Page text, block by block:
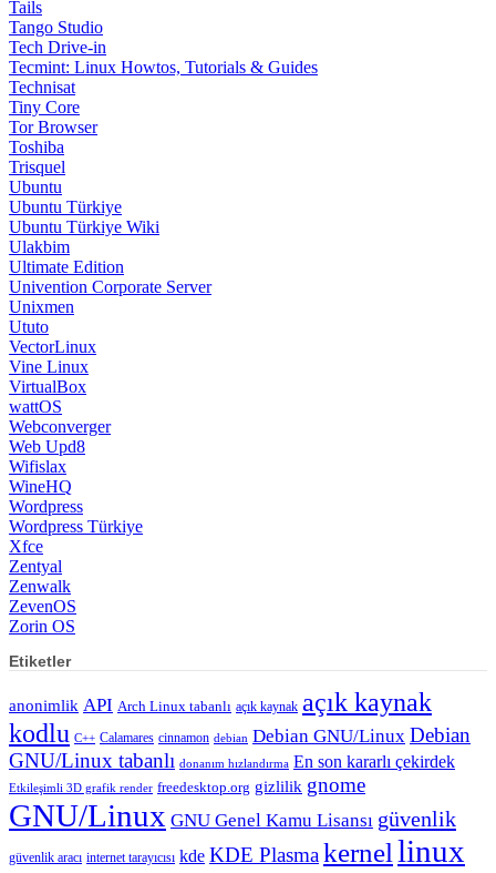
Tails
Tango Studio
Tech Drive-in
Tecmint: Linux Howtos, Tutorials & Guides
Technisat
Tiny Core
Tor Browser
Toshiba
Trisquel
Ubuntu
Ubuntu Türkiye
Ubuntu Türkiye Wiki
Ulakbim
Ultimate Edition
Univention Corporate Server
Unixmen
Ututo
VectorLinux
Vine Linux
VirtualBox
wattOS
Webconverger
Web Upd8
Wifislax
WineHQ
Wordpress
Wordpress Türkiye
Xfce
Zentyal
Zenwalk
ZevenOS
Zorin OS
Etiketler
anonimlik API Arch Linux tabanlı açık kaynak açık kaynak
kodlu C++ Calamares cinnamon debian Debian GNU/Linux Debian
GNU/Linux tabanlı donanım hızlandırma En son kararlı çekirdek
Etkileşimli 3D grafik render freedesktop.org gizlilik gnome
GNU/Linux GNU Genel Kamu Lisansı güvenlik
güvenlik aracı internet tarayıcısı kde KDE Plasmakernel linux